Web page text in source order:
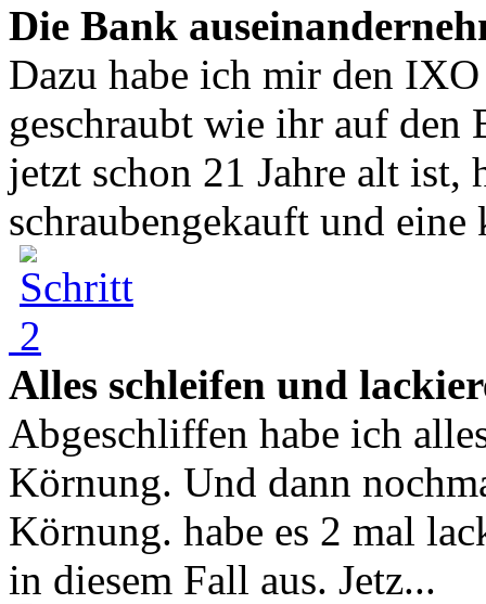
Die Bank
Dazu habe ich mir den
geschraubt wie ihr auf den
jetzt schon 21 Jahre alt ist,
schraubengekauft und eine
Alles schleifen und
Abgeschliffen habe ich
Körnung. Und dann
Körnung. habe es 2 mal
in diesem Fall aus. Jetz...